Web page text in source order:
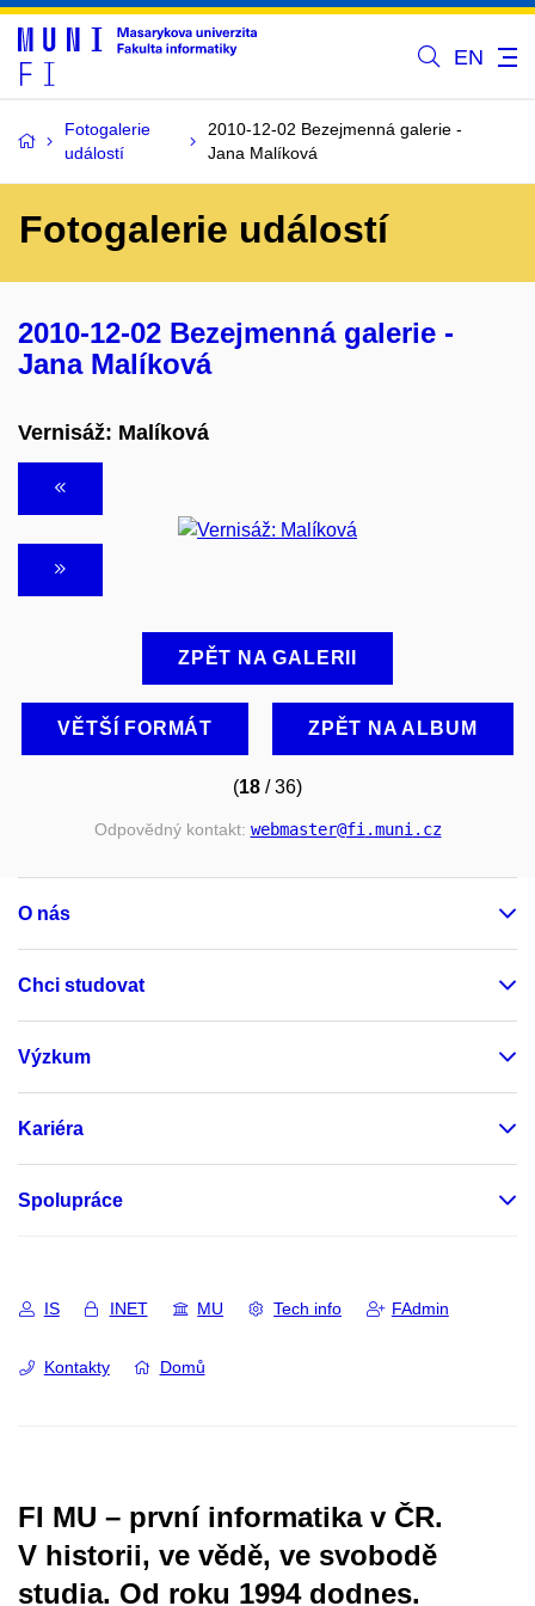
EN
Fotogalerie
událostí
2010-12-02 Bezejmenná galerie -
Jana Malíková
Fotogalerie událostí
2010-12-02 Bezejmenná galerie -
Jana Malíková
Vernisáž: Malíková
ZPĚT NA GALERII
VĚTŠÍ FORMÁT ZPĚT NA ALBUM
(18 / 36)
Odpovědný kontakt: webmaster@fi.muni.cz
O nás
Chci studovat
Výzkum
Kariéra
Spolupráce
IS INET MU Tech info FAdmin
Kontakty Domů
FI MU – první informatika v ČR.
V historii, ve vědě, ve svobodě
studia. Od roku 1994 dodnes.